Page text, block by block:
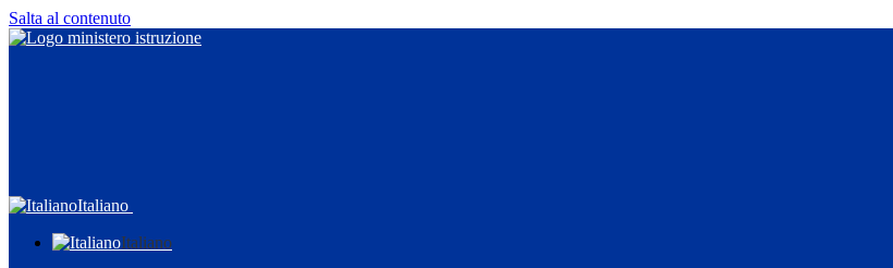
Salta al contenuto
Italiano
Italiano